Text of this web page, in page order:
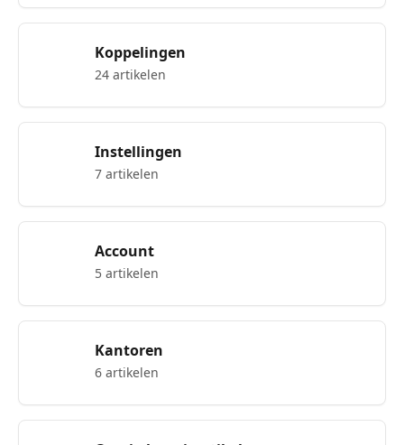
Koppelingen
24 artikelen
Instellingen
7 artikelen
Account
5 artikelen
Kantoren
6 artikelen